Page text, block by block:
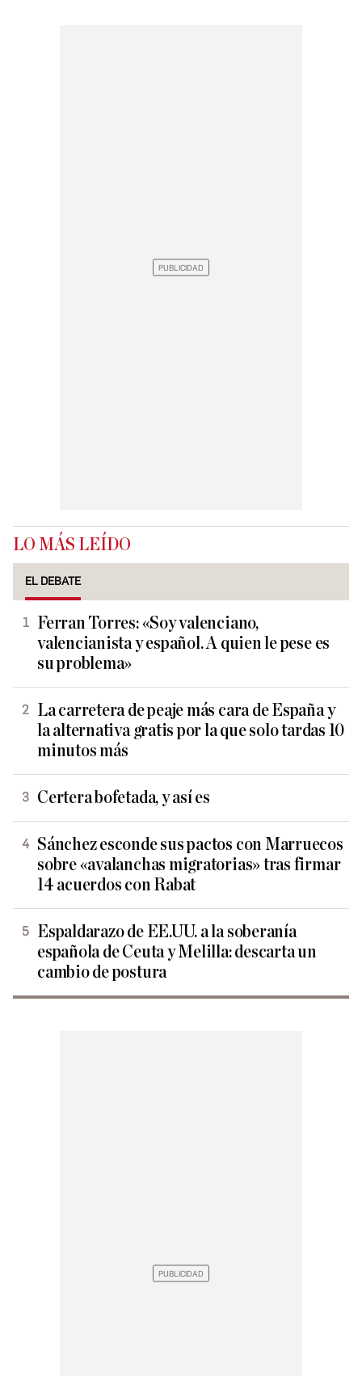
LO MÁS LEÍDO
EL DEBATE
Ferran Torres: «Soy valenciano,
valencianista y español. A quien le pese es
su problema»
La carretera de peaje más cara de España y
la alternativa gratis por la que solo tardas 10
minutos más
Certera bofetada, y así es
Sánchez esconde sus pactos con Marruecos
sobre «avalanchas migratorias» tras firmar
14 acuerdos con Rabat
Espaldarazo de EE.UU. a la soberanía
española de Ceuta y Melilla: descarta un
cambio de postura